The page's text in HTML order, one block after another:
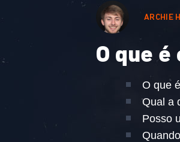
ARCHIE
O que
O que
Qual a
Posso